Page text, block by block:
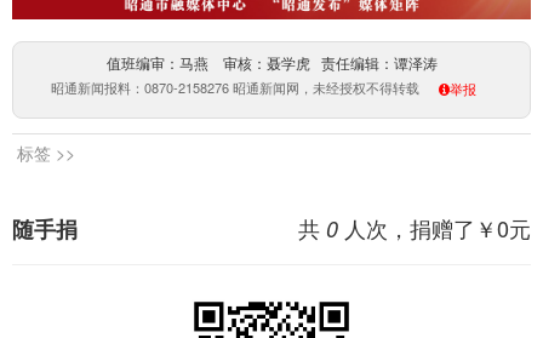
值班编审：马燕 审核：聂学虎 责任编辑：谭泽涛
昭通新闻报料：0870-2158276 昭通新闻网，未经授权不得转载 举报
标签 >>
共 0 人次，捐赠了￥0元
随手捐